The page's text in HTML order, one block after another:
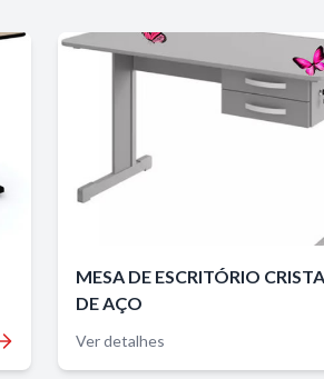
MESA DE ESCRITÓRIO
DE AÇO
Ver detalhes